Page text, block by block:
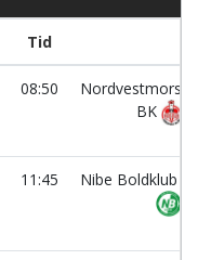
Tid
08:50
Nordvestmors
BK
11:45 Nibe Boldklub